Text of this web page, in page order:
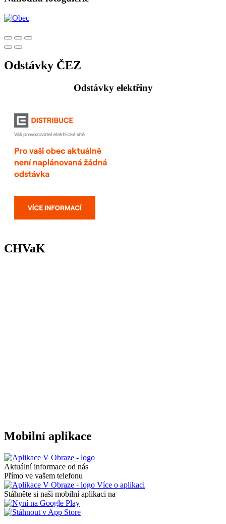
Odstávky ČEZ
Odstávky elektřiny
CHVaK
Mobilní aplikace
Aktuální informace od nás
Přímo ve vašem telefonu
Více o aplikaci
Stáhněte si naši mobilní aplikaci na